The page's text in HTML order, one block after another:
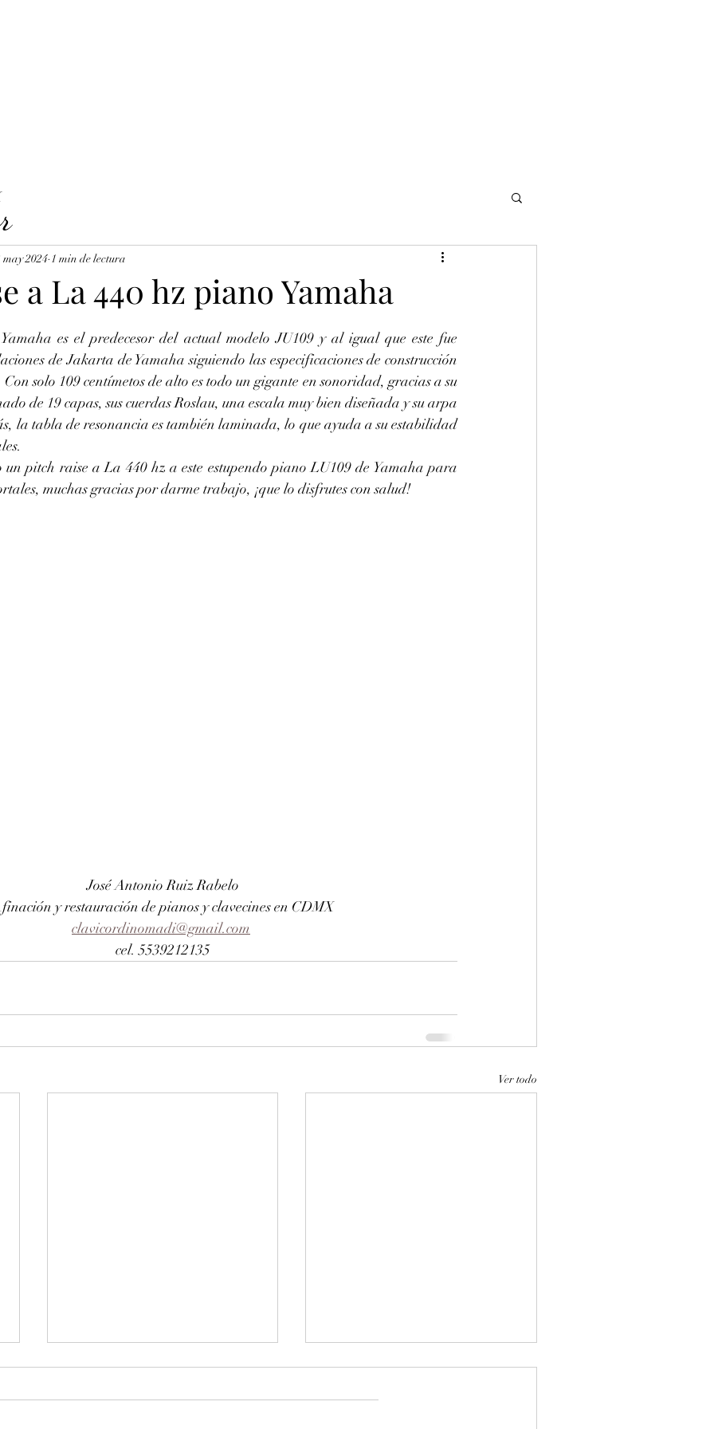
a La 440 hz piano Yamaha
may 2024 1 min de lectura
es el predecesor del actual modelo JU109 y al igual que este fue
de Jakarta de Yamaha siguiendo las especificaciones de construcción
solo 109 centímetos de alto es todo un gigante en sonoridad, gracias a su
de 19 capas, sus cuerdas Roslau, una escala muy bien diseñada y su arpa
la tabla de resonancia es también laminada, lo que ayuda a su estabilidad
muchas gracias por darme trabajo, ¡que lo disfrutes con salud!
José Antonio Ruiz Rabelo
y restauración de pianos y clavecines en CDMX
clavicordinomadi@gmail.com
cel. 5539212135
Ver todo